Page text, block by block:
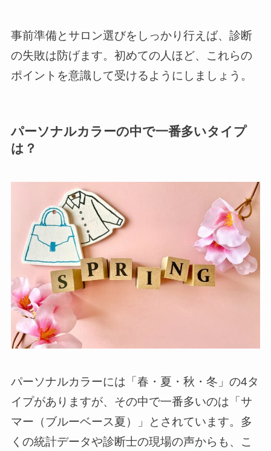
事前準備とサロン選びをしっかり行えば、診断
の失敗は防げます。初めての人ほど、これらの
ポイントを意識して受けるようにしましょう。
パーソナルカラーの中で一番多いタイプ
は？
パーソナルカラーには「春・夏・秋・冬」の4タ
イプがありますが、その中で一番多いのは「サ
マー（ブルーベース夏）」とされています。多
くの統計データや診断士の現場の声からも、こ